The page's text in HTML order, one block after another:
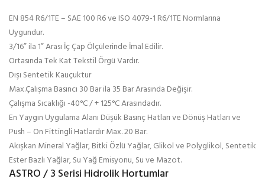
EN 854 R6/1TE – SAE 100 R6 ve ISO 4079-1 R6/1TE Normlarına
Uygundur.
3/16” ila 1” Arası İç Çap Ölçülerinde İmal Edilir.
Ortasında Tek Kat Tekstil Örgü Vardır.
Dışı Sentetik Kauçuktur
Max.Çalışma Basıncı 30 Bar ila 35 Bar Arasında Değişir.
Çalışma Sıcaklığı -40°C / + 125°C Arasındadır.
En Yaygın Uygulama Alanı Düşük Basınç Hatları ve Dönüş Hatları ve
Push – On Fittingli Hatlardır Max. 20 Bar.
Akışkan Mineral Yağlar, Bitki Özlü Yağlar, Glikol ve Polyglikol, Sentetik
Ester Bazlı Yağlar, Su Yağ Emisyonu, Su ve Mazot.
ASTRO / 3 Serisi Hidrolik Hortumlar